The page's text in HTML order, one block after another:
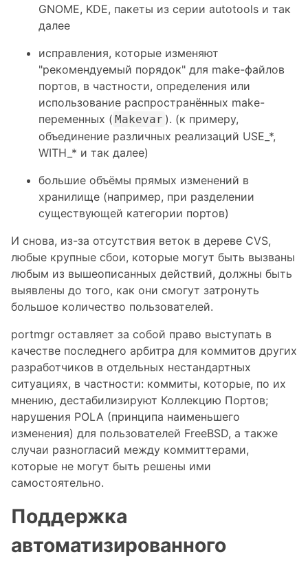
GNOME, KDE, пакеты из серии autotools и так
далее
исправления, которые изменяют
"рекомендуемый порядок" для make-файлов
портов, в частности, определения или
использование распространённых make-
переменных ( Makevar ). (к примеру,
объединение различных реализаций USE_*,
WITH_* и так далее)
большие объёмы прямых изменений в
хранилище (например, при разделении
существующей категории портов)
И снова, из-за отсутствия веток в дереве CVS,
любые крупные сбои, которые могут быть вызваны
любым из вышеописанных действий, должны быть
выявлены до того, как они смогут затронуть
большое количество пользователей.
portmgr оставляет за собой право выступать в
качестве последнего арбитра для коммитов других
разработчиков в отдельных нестандартных
ситуациях, в частности: коммиты, которые, по их
мнению, дестабилизируют Коллекцию Портов;
нарушения POLA (принципа наименьшего
изменения) для пользователей FreeBSD, а также
случаи разногласий между коммиттерами,
которые не могут быть решены ими
самостоятельно.
Поддержка
автоматизированного